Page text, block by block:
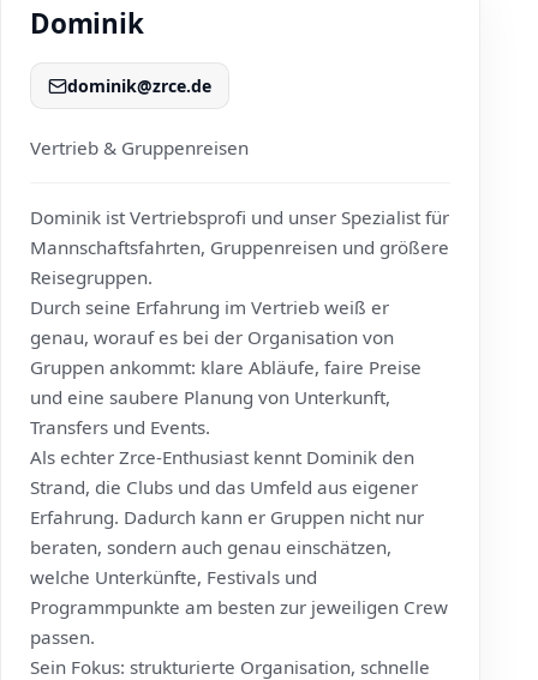
Dominik
dominik@zrce.de
Vertrieb & Gruppenreisen
Dominik ist Vertriebsprofi und unser Spezialist für
Mannschaftsfahrten, Gruppenreisen und größere
Reisegruppen.
Durch seine Erfahrung im Vertrieb weiß er
genau, worauf es bei der Organisation von
Gruppen ankommt: klare Abläufe, faire Preise
und eine saubere Planung von Unterkunft,
Transfers und Events.
Als echter Zrce-Enthusiast kennt Dominik den
Strand, die Clubs und das Umfeld aus eigener
Erfahrung. Dadurch kann er Gruppen nicht nur
beraten, sondern auch genau einschätzen,
welche Unterkünfte, Festivals und
Programmpunkte am besten zur jeweiligen Crew
passen.
Sein Fokus: strukturierte Organisation, schnelle